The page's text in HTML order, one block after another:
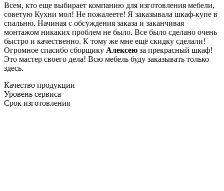
Всем, кто еще выбирает компанию для изготовления мебели,
советую Кухни мол! Не пожалеете! Я заказывала шкаф-купе в
спальню. Начиная с обсуждения заказа и заканчивая
монтажом никаких проблем не было. Все было сделано очень
быстро и качественно. К тому же мне ещё скидку сделали!
Огромное спасибо сборщику Алексею за прекрасный шкаф!
Это мастер своего дела! Всю мебель буду заказывать только
здесь.
Качество продукции
Уровень сервиса
Срок изготовления